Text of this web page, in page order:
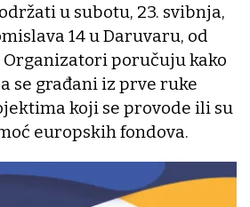
u subotu, 23. svibnja,
14 u Daruvaru, od
Organizatori poručuju kako
se građani iz prve ruke
koji se provode ili su
europskih fondova.